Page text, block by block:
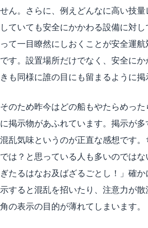
せん。さらに、例えどんなに高い技
していても安全にかかわる設備に対
って一目瞭然にしおくことが安全運
です。設置場所だけでなく、安全に
きも同様に誰の目にも留まるように掲
そのため昨今はどの船もやたらめっ
に掲示物があふれています。掲示が
混乱気味というのが正直な感想です
では？と思っている人も多いのでは
ぎたるはなお及ばざるごとし！」確
示すると混乱を招いたり、注意力が
角の表示の目的が薄れてしまいます。